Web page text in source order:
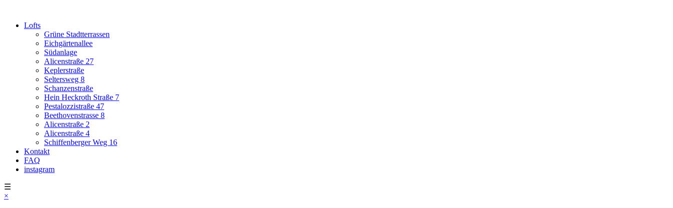
Lofts
Grüne Stadtterrassen
Eichgärtenallee
Südanlage
Alicenstraße 27
Keplerstraße
Seltersweg 8
Schanzenstraße
Hein Heckroth Straße 7
Pestalozzistraße 47
Beethovenstrasse 8
Alicenstraße 2
Alicenstraße 4
Schiffenberger Weg 16
Kontakt
FAQ
instagram
☰
×